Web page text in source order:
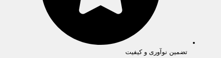
تضمین نوآوری و کیفیت